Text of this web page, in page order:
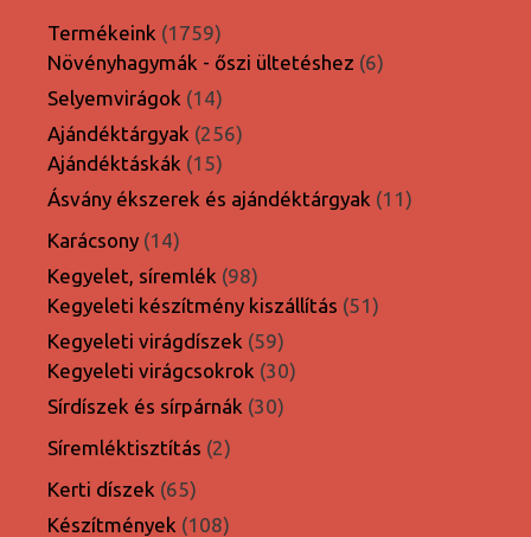
Termékeink 17591759
termék
Növényhagymák - őszi ültetéshez 66
Selyemvirágok 1414
termék
Ajándéktárgyak 256256
Ajándéktáskák 1515
termék
Ásvány ékszerek és ajándéktárgyak 1111
Karácsony 1414
termék
Kegyelet, síremlék 9898
termék
Kegyeleti készítmény kiszállítás 5151
Kegyeleti virágdíszek 5959
termék
Kegyeleti virágcsokrok 3030
Sírdíszek és sírpárnák 3030
Síremléktisztítás 22
Kerti díszek 6565
termék
Készítmények 108108